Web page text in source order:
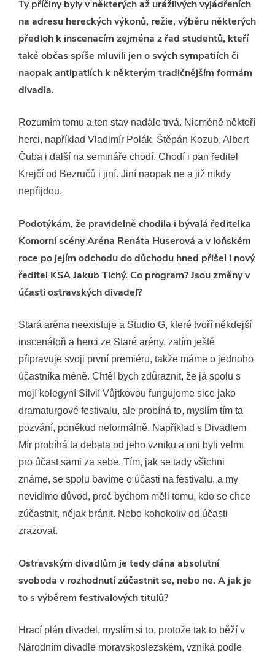
Ty příčiny byly v některých až urážlivých vyjádřeních
na adresu hereckých výkonů, režie, výběru některých
předloh k inscenacím zejména z řad studentů, kteří
také občas spíše mluvili jen o svých sympatiích či
naopak antipatiích k některým tradičnějším formám
divadla.
Rozumím tomu a ten stav nadále trvá. Nicméně někteří
herci, například Vladimír Polák, Štěpán Kozub, Albert
Čuba i další na semináře chodí. Chodí i pan ředitel
Krejčí od Bezručů i jiní. Jiní naopak ne a již nikdy
nepřijdou.
Podotýkám, že pravidelně chodila i bývalá ředitelka
Komorní scény Aréna Renáta Huserová a v loňském
roce po jejím odchodu do důchodu hned přišel i nový
ředitel KSA Jakub Tichý. Co program? Jsou změny v
účasti ostravských divadel?
Stará aréna neexistuje a Studio G, které tvoří někdejší
inscenátoři a herci ze Staré arény, zatím ještě
připravuje svoji první premiéru, takže máme o jednoho
účastníka méně. Chtěl bych zdůraznit, že já spolu s
mojí kolegyní Silvií Vůjtkovou fungujeme sice jako
dramaturgové festivalu, ale probíhá to, myslím tím ta
pozvání, poněkud neformálně. Například s Divadlem
Mír probíhá ta debata od jeho vzniku a oni byli velmi
pro účast sami za sebe. Tím, jak se tady všichni
známe, se spolu bavíme o účasti na festivalu, a my
nevidíme důvod, proč bychom měli tomu, kdo se chce
zúčastnit, nějak bránit. Nebo kohokoliv od účasti
zrazovat.
Ostravským divadlům je tedy dána absolutní
svoboda v rozhodnutí zúčastnit se, nebo ne. A jak je
to s výběrem festivalových titulů?
Hrací plán divadel, myslím si to, protože tak to běží v
Národním divadle moravskoslezském, vzniká podle